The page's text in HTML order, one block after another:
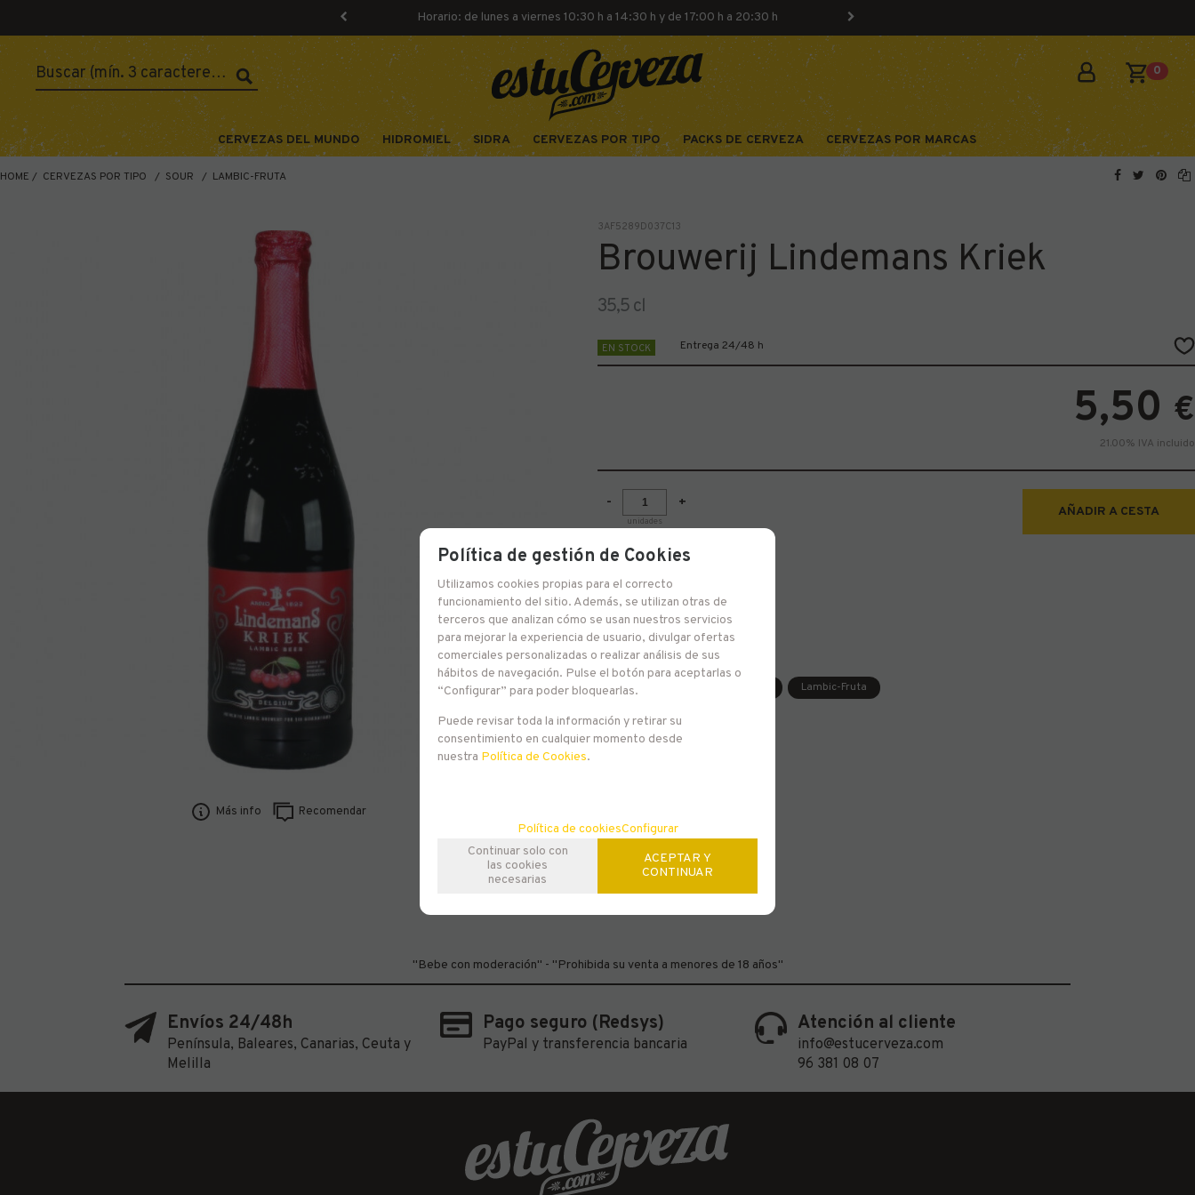
Horario: de lunes a viernes 10:30 h a 14:30 h y de 17:00 h a 20:30 h
0
CERVEZAS DEL MUNDO HIDROMIEL SIDRA CERVEZAS POR TIPO PACKS DE CERVEZA CERVEZAS POR MARCAS
HOME CERVEZAS POR TIPO SOUR LAMBIC-FRUTA
Más info Recomendar
3AF5289D037C13
Brouwerij Lindemans Kriek
35,5 cl
EN STOCK Entrega 24/48 h
5,50 €
21.00% IVA incluido
-
unidades
+
AÑADIR A CESTA
Lambic Kriek 3,5º
Familias relacionadas
Europa Lambic-Fruta
"Bebe con moderación" - "Prohibida su venta a menores de 18 años"
Envíos 24/48h
Península, Baleares, Canarias, Ceuta y
Melilla
Pago seguro (Redsys)
PayPal y transferencia bancaria
Atención al cliente
info@estucerveza.com
96 381 08 07
Política de gestión de Cookies
Utilizamos cookies propias para el correcto
funcionamiento del sitio. Además, se utilizan otras de
terceros que analizan cómo se usan nuestros servicios
para mejorar la experiencia de usuario, divulgar ofertas
comerciales personalizadas o realizar análisis de sus
hábitos de navegación. Pulse el botón para aceptarlas o
“Configurar” para poder bloquearlas.
Puede revisar toda la información y retirar su
consentimiento en cualquier momento desde
nuestra Política de Cookies.
Política de cookiesConfigurar
Continuar solo con
las cookies
necesarias
ACEPTAR Y
CONTINUAR